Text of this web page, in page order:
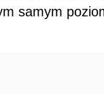
samym